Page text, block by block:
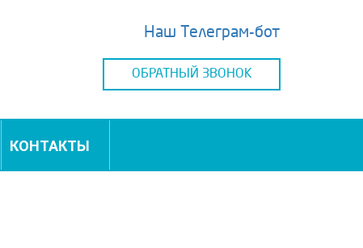
Наш Телеграм-бот
ОБРАТНЫЙ ЗВОНОК
КОНТАКТЫ